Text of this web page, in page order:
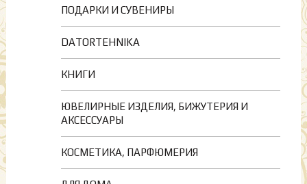
ПОДАРКИ И СУВЕНИРЫ
DATORTEHNIKA
КНИГИ
ЮВЕЛИРНЫЕ ИЗДЕЛИЯ, БИЖУТЕРИЯ И
АКСЕССУАРЫ
КОСМЕТИКА, ПАРФЮМЕРИЯ